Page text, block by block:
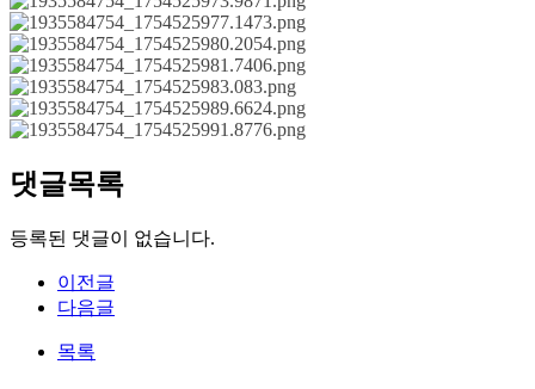
댓글목록
등록된 댓글이 없습니다.
이전글
다음글
목록